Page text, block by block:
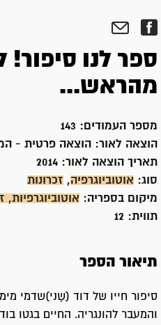
ספר לנו
מהראש...
מספר העמודים: 143
הוצאה לאור:
הוצאה פרטית -
תאריך הוצאה לאור:
סוג: אוטוביוגרפיה, זכרונות
מיקום בספריה: אוטוביוגרפיות,
תווית: 12
תיאור הספר
סיפור חייו של דוד (שֶני)שדמי
והמעבר להונגריה. החיים בגטו